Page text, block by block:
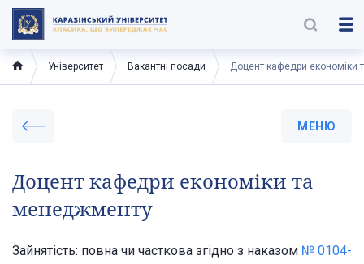
Університет Вакантні посади Доцент кафедри економіки
МЕНЮ
Доцент кафедри економіки та
менеджменту
Зайнятість: повна чи часткова згідно з наказом № 0104-